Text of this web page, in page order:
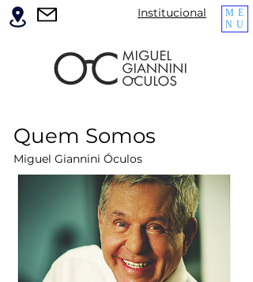
ME
NU
Institucional
Quem Somos
Miguel Giannini Óculos